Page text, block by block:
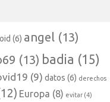
(6) angel (13)
(13) badia (15)
(9) datos (6) derechos
Europa (8) evitar (4)